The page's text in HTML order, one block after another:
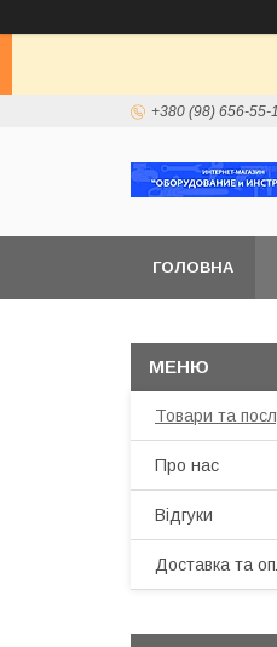
+380 (98) 656-55-
ГОЛОВНА
Товари та
Про нас
Відгуки
Доставка та